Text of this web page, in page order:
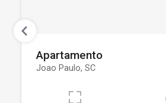
Apartamento
Joao Paulo, SC